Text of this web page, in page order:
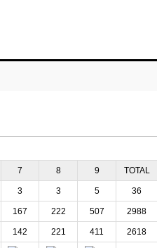
7 8 9 TOTAL
3 3 5 36
167 222 507 2988
142 221 411 2618